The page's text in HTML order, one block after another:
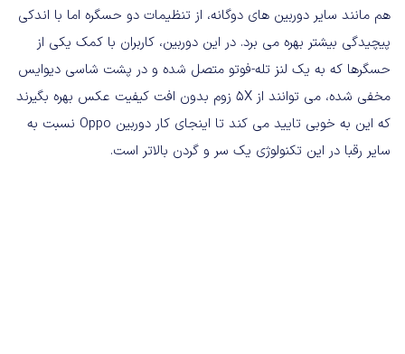
هم مانند سایر دوربین های دوگانه، از تنظیمات دو حسگره اما با اندکی
پیچیدگی بیشتر بهره می برد. در این دوربین، کاربران با کمک یکی از
حسگرها که به یک لنز تله-فوتو متصل شده و در پشت شاسی دیوایس
مخفی شده، می توانند از 5X زوم بدون افت کیفیت عکس بهره بگیرند
که این به خوبی تایید می کند تا اینجای کار دوربین Oppo نسبت به
سایر رقبا در این تکنولوژی یک سر و گردن بالاتر است.